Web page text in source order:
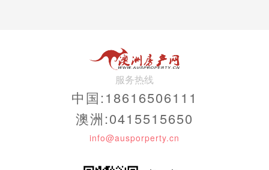
服务热线
中国:18616506111
澳洲:0415515650
info@ausporperty.cn